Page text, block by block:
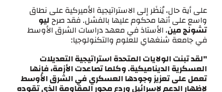
على أية حال، يُنظَر إلى الاستراتيجية الأميركية على نطاق
واسع على أنها محكوم عليها بالفشل. فقد صرحليو
تشونج مين، الأستاذ في معهد دراسات الشرق الأوسط
في جامعة شنغهاي للعلوم والتكنولوجيا:
"لقد تبنت الولايات المتحدة استراتيجية التعديلات
العسكرية الديناميكية. وكلما تصاعدت الأزمة، فإنها
تعمل على تعزيز وجودها العسكري في الشرق الأوسط
لإظهار الدعم لإسرائيل وردع محور المقاومة الذي تقوده